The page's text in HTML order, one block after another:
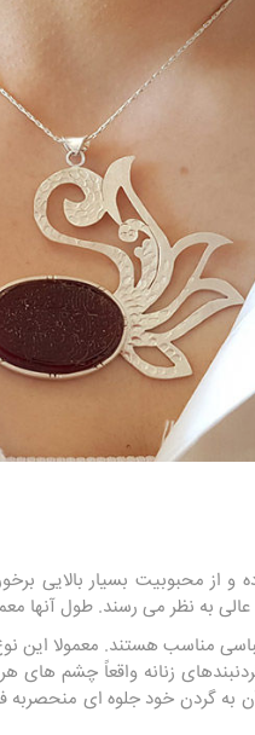
و از محبوبیت بسیار بالایی
معمولا بین ۱۴ تا ۱۶ اینچ است و نزدیک به گلو
مناسب هستند. معمولا این
زنانه واقعاً چشم
به گردن خود جلوه ای